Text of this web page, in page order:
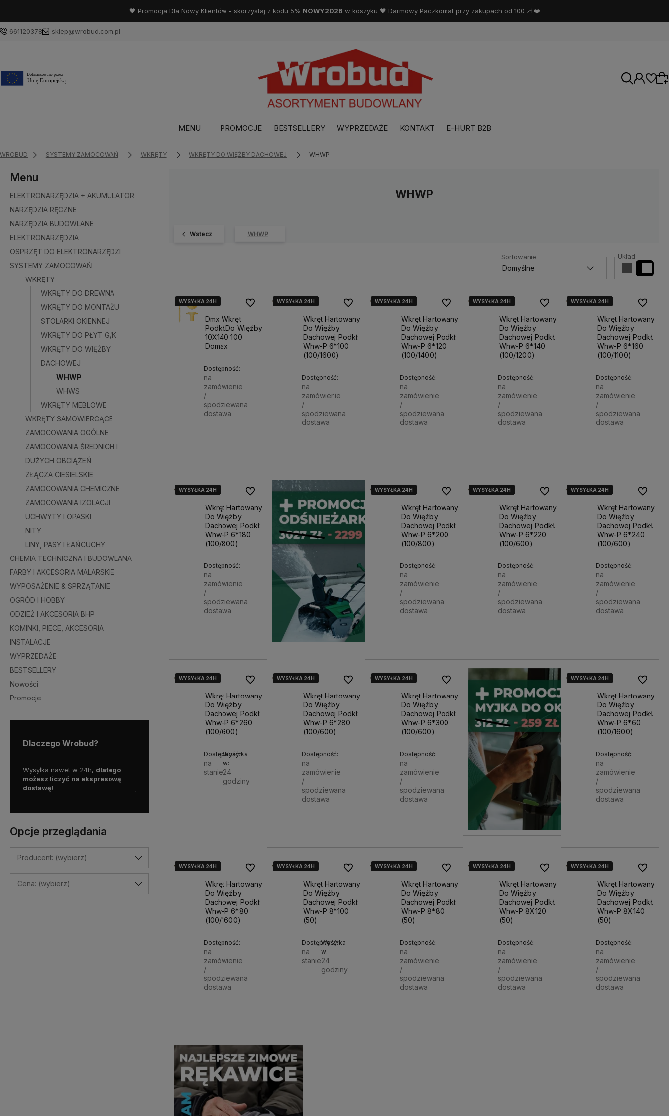
🖤 Promocja Dla Nowy Klientów - skorzystaj z kodu 5% NOWY2026 w koszyku 🖤 Darmowy Paczkomat przy zakupach od 100 zł ❤️
661120378 sklep@wrobud.com.pl
MENU PROMOCJE BESTSELLERY WYPRZEDAŻE KONTAKT E-HURT B2B
WROBUD SYSTEMY ZAMOCOWAŃ WKRĘTY WKRĘTY DO WIĘŹBY DACHOWEJ WHWP
Menu
ELEKTRONARZĘDZIA + AKUMULATOR
NARZĘDZIA RĘCZNE
NARZĘDZIA BUDOWLANE
ELEKTRONARZĘDZIA
OSPRZĘT DO ELEKTRONARZĘDZI
SYSTEMY ZAMOCOWAŃ
WKRĘTY
WKRĘTY DO DREWNA
WKRĘTY DO MONTAŻU
STOLARKI OKIENNEJ
WKRĘTY DO PŁYT G/K
WKRĘTY DO WIĘŹBY
DACHOWEJ
WHWP
WHWS
WKRĘTY MEBLOWE
WKRĘTY SAMOWIERCĄCE
ZAMOCOWANIA OGÓLNE
ZAMOCOWANIA ŚREDNICH I
DUŻYCH OBCIĄŻEŃ
ZŁĄCZA CIESIELSKIE
ZAMOCOWANIA CHEMICZNE
ZAMOCOWANIA IZOLACJI
UCHWYTY I OPASKI
NITY
LINY, PASY I ŁAŃCUCHY
CHEMIA TECHNICZNA I BUDOWLANA
FARBY I AKCESORIA MALARSKIE
WYPOSAŻENIE & SPRZĄTANIE
OGRÓD I HOBBY
ODZIEŻ I AKCESORIA BHP
KOMINKI, PIECE, AKCESORIA
INSTALACJE
WYPRZEDAŻE
BESTSELLERY
Nowości
Promocje
Dlaczego Wrobud?
Wysyłka nawet w 24h, dlatego
możesz liczyć na ekspresową
dostawę!
Skorzystaj z darmowej dostawy
Działamy od 1998 roku, mamy więc
już
26 lat doświadczenia na
Wysyłka nawet w 24h,dlatego
możesz liczyć na ekspresową
Opcje przeglądania
Producent: (wybierz)
Cena: (wybierz)
WHWP
Wstecz WHWP
Układ
WYSYŁKA 24H
Dmx Wkręt
Podkł.Do Więźby
10X140 100
Domax
Dostępność:
na
zamówienie
/
spodziewana
dostawa
Do ulubionychWYSYŁKA 24H
WYSYŁKA 24H
WYSYŁKA 24H
Wkręt Hartowany
Do Więźby
Dachowej Podkł.
Whw-P 6*100
(100/1600)
Dostępność:
na
zamówienie
/
spodziewana
dostawa
Do ulubionychWYSYŁKA 24H
WYSYŁKA 24H
WYSYŁKA 24H
Wkręt Hartowany
Do Więźby
Dachowej Podkł.
Whw-P 6*120
(100/1400)
Dostępność:
na
zamówienie
/
spodziewana
dostawa
Do ulubionychWYSYŁKA 24H
WYSYŁKA 24H
WYSYŁKA 24H
Wkręt Hartowany
Do Więźby
Dachowej Podkł.
Whw-P 6*140
(100/1200)
Dostępność:
na
zamówienie
/
spodziewana
dostawa
Do ulubionychWYSYŁKA 24H
WYSYŁKA 24H
WYSYŁKA 24H
Wkręt Hartowany
Do Więźby
Dachowej Podkł.
Whw-P 6*160
(100/1100)
Dostępność:
na
zamówienie
/
spodziewana
dostawa
Do
WYSYŁKA 24H
WYSYŁKA 24H
WYSYŁKA 24H
Wkręt Hartowany
Do Więźby
Dachowej Podkł.
Whw-P 6*180
(100/800)
Dostępność:
na
zamówienie
/
spodziewana
dostawa
Powiadom o dostępności
Do ulubionych WYSYŁKA 24H
WYSYŁKA 24H
WYSYŁKA 24H
Wkręt Hartowany
Do Więźby
Dachowej Podkł.
Whw-P 6*200
(100/800)
Dostępność:
na
zamówienie
/
spodziewana
dostawa
Do ulubionychWYSYŁKA 24H
WYSYŁKA 24H
WYSYŁKA 24H
Wkręt Hartowany
Do Więźby
Dachowej Podkł.
Whw-P 6*220
(100/600)
Dostępność:
na
zamówienie
/
spodziewana
dostawa
Do ulubionychWYSYŁKA 24H
WYSYŁKA 24H
WYSYŁKA 24H
Wkręt Hartowany
Do Więźby
Dachowej Podkł.
Whw-P 6*240
(100/600)
Dostępność:
na
zamówienie
/
spodziewana
dostawa
Do
WYSYŁKA 24H
Wkręt Hartowany
Do Więźby
Dachowej Podkł.
Whw-P 6*260
(100/600)
Dostępność:
na
stanie
Wysyłka
w:
24
godziny
Do ulubionychWYSYŁKA 24H
Wkręt Hartowany
Do Więźby
Dachowej Podkł.
Whw-P 6*280
(100/600)
Dostępność:
na
zamówienie
/
spodziewana
dostawa
Do ulubionychWYSYŁKA 24H
Wkręt Hartowany
Do Więźby
Dachowej Podkł.
Whw-P 6*300
(100/600)
Dostępność:
na
zamówienie
/
spodziewana
dostawa
Powiadom o dostępności
Do ulubionych WYSYŁKA 24H
WYSYŁKA 24H
WYSYŁKA 24H
Wkręt Hartowany
Do Więźby
Dachowej Podkł.
Whw-P 6*60
(100/1600)
Dostępność:
na
zamówienie
/
spodziewana
dostawa
Do
WYSYŁKA 24H
WYSYŁKA 24H
WYSYŁKA 24H
Wkręt Hartowany
Do Więźby
Dachowej Podkł.
Whw-P 6*80
(100/1600)
Dostępność:
na
zamówienie
/
spodziewana
dostawa
Do ulubionychWYSYŁKA 24H
Wkręt Hartowany
Do Więźby
Dachowej Podkł.
Whw-P 8*100
(50)
Dostępność:
na
stanie
Wysyłka
w:
24
godziny
Do ulubionychWYSYŁKA 24H
Wkręt Hartowany
Do Więźby
Dachowej Podkł.
Whw-P 8*80
(50)
Dostępność:
na
zamówienie
/
spodziewana
dostawa
Do ulubionychWYSYŁKA 24H
Wkręt Hartowany
Do Więźby
Dachowej Podkł.
Whw-P 8X120
(50)
Dostępność:
na
zamówienie
/
spodziewana
dostawa
Do ulubionychWYSYŁKA 24H
Wkręt Hartowany
Do Więźby
Dachowej Podkł.
Whw-P 8X140
(50)
Dostępność:
na
zamówienie
/
spodziewana
dostawa
Do